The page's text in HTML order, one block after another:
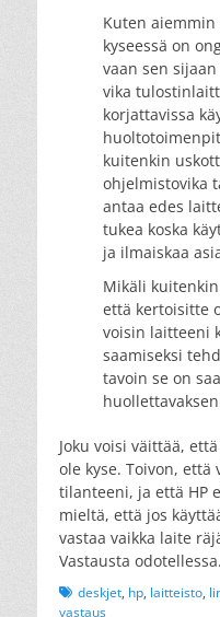
Kuten
kyseessä on
vaan sen
vika
korjattavissa
kuitenkin
ohjelmistovika
antaa edes
tukea koska
ja ilmaiskaa
Mikäli
että kertoisitte
voisin laitteeni
saamiseksi
tavoin se on
Joku voisi väittää,
ole kyse. Toivon, että
tilanteeni, ja että HP
mieltä, että jos
vastaa vaikka laite
Vastausta odotellessa.
Tagsdeskjet, hp, laitteisto,
vastaus